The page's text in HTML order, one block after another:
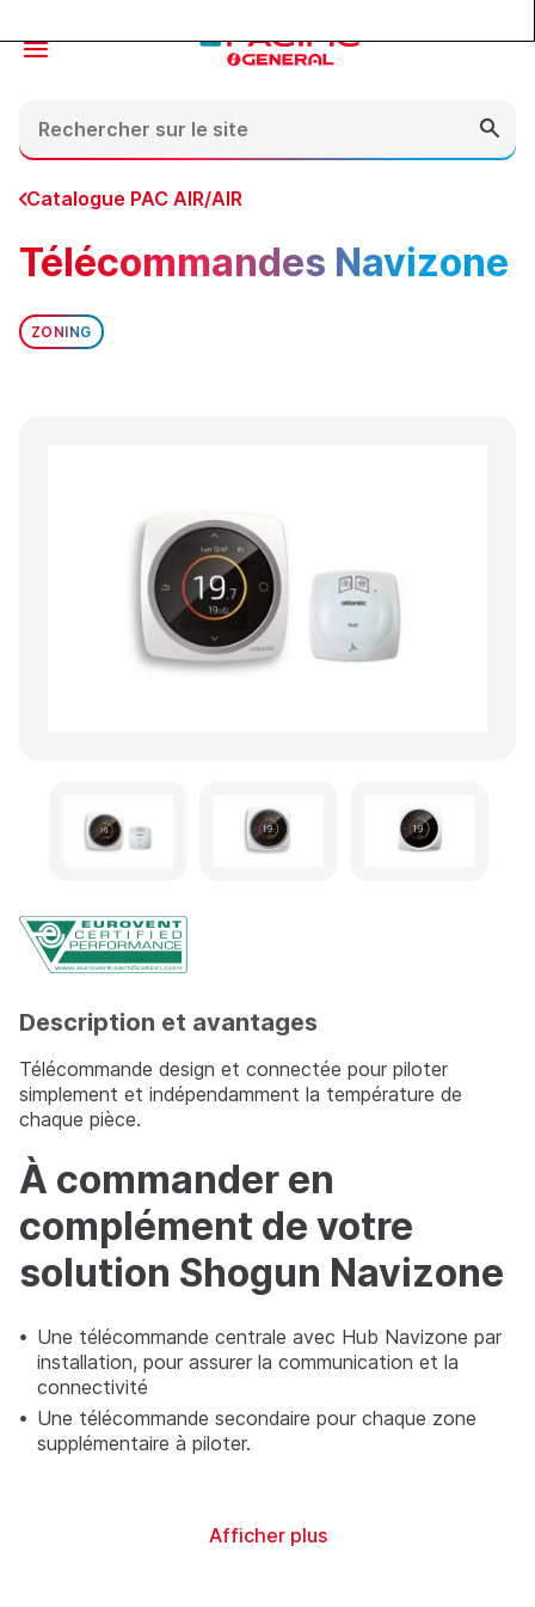
Catalogue PAC AIR/AIR
Télécommandes Navizone
ZONING
Description et avantages
Télécommande design et connectée pour piloter
simplement et indépendamment la température de
chaque pièce.
À commander en
complément de votre
solution Shogun Navizone
Une télécommande centrale avec Hub Navizone par
installation, pour assurer la communication et la
connectivité
Une télécommande secondaire pour chaque zone
supplémentaire à piloter.
Afficher plus